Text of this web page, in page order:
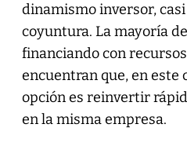
dinamismo inversor,
coyuntura. La mayoría
financiando con
encuentran que, en este
opción es reinvertir
en la misma empresa.